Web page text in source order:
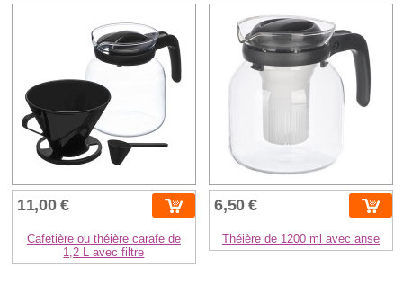
11,00 €
Cafetière ou théière carafe de
1,2 L avec filtre
6,50 €
Théière de 1200 ml avec anse